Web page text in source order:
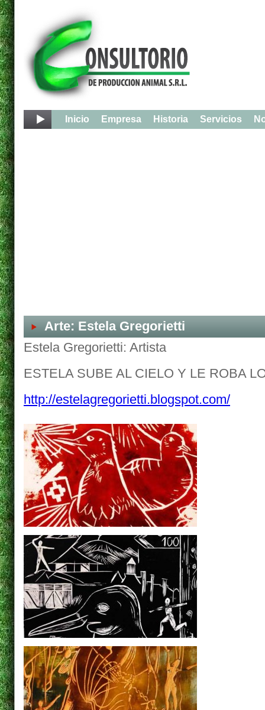
Inicio Empresa Historia Servicios
Arte: Estela Gregorietti
Estela Gregorietti: Artista
ESTELA SUBE AL CIELO Y LE ROBA
http://estelagregorietti.blogspot.com/